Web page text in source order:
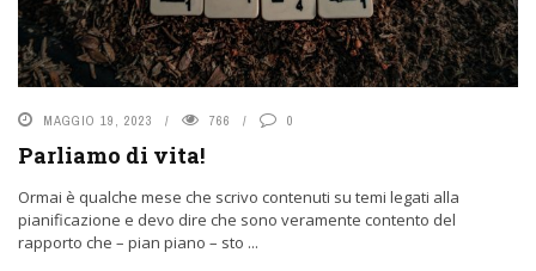
MAGGIO 19, 2023 766 0
Parliamo di vita!
Ormai è qualche mese che scrivo contenuti su temi legati alla
pianificazione e devo dire che sono veramente contento del
rapporto che – pian piano – sto ...